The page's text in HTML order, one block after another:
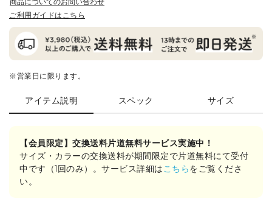
ご利用ガイドはこちら
※営業日に限ります。
アイテム説明 スペック サイズ
【会員限定】交換送料片道無料サービス実施中！
サイズ・カラーの交換送料が期間限定で片道無料にて受付
中です（1回のみ）。サービス詳細は こちらをご覧くださ
い。